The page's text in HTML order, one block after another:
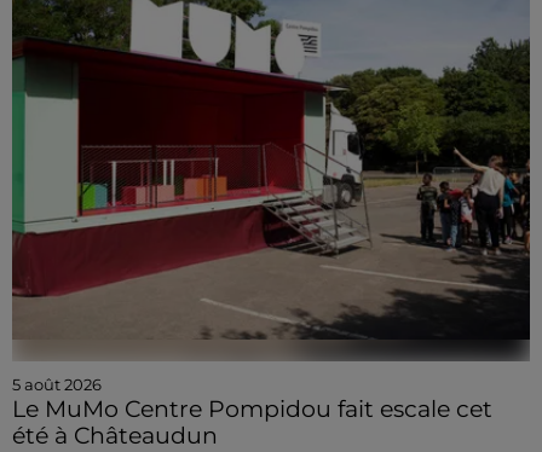
5 août 2026
Le MuMo Centre Pompidou fait escale cet
été à Châteaudun